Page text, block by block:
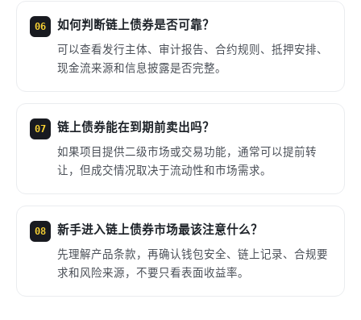
06 如何判断链上债券是否可靠？
可以查看发行主体、审计报告、合约规则、抵押安排、
现金流来源和信息披露是否完整。
07 链上债券能在到期前卖出吗？
如果项目提供二级市场或交易功能，通常可以提前转
让，但成交情况取决于流动性和市场需求。
08 新手进入链上债券市场最该注意什么？
先理解产品条款，再确认钱包安全、链上记录、合规要
求和风险来源，不要只看表面收益率。